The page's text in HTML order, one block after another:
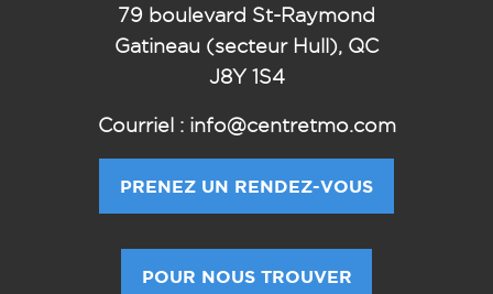
79 boulevard St-Raymond
Gatineau (secteur Hull), QC
J8Y 1S4
Courriel : info@centretmo.com
PRENEZ UN RENDEZ-VOUS
POUR NOUS TROUVER